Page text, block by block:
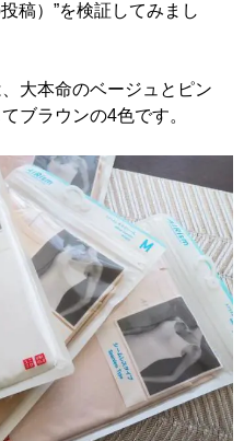
稿）”を検証してみまし
大本命のベージュとピン
ブラウンの4色です。